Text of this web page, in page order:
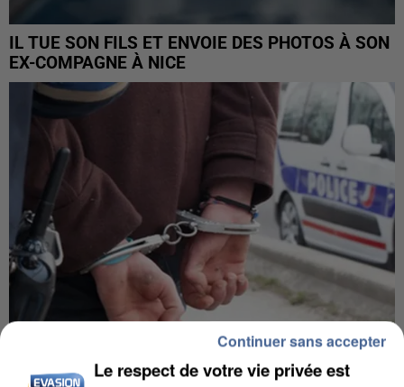
IL TUE SON FILS ET ENVOIE DES PHOTOS À SON
EX-COMPAGNE À NICE
Le respect de votre vie privée est
Continuer sans accepter